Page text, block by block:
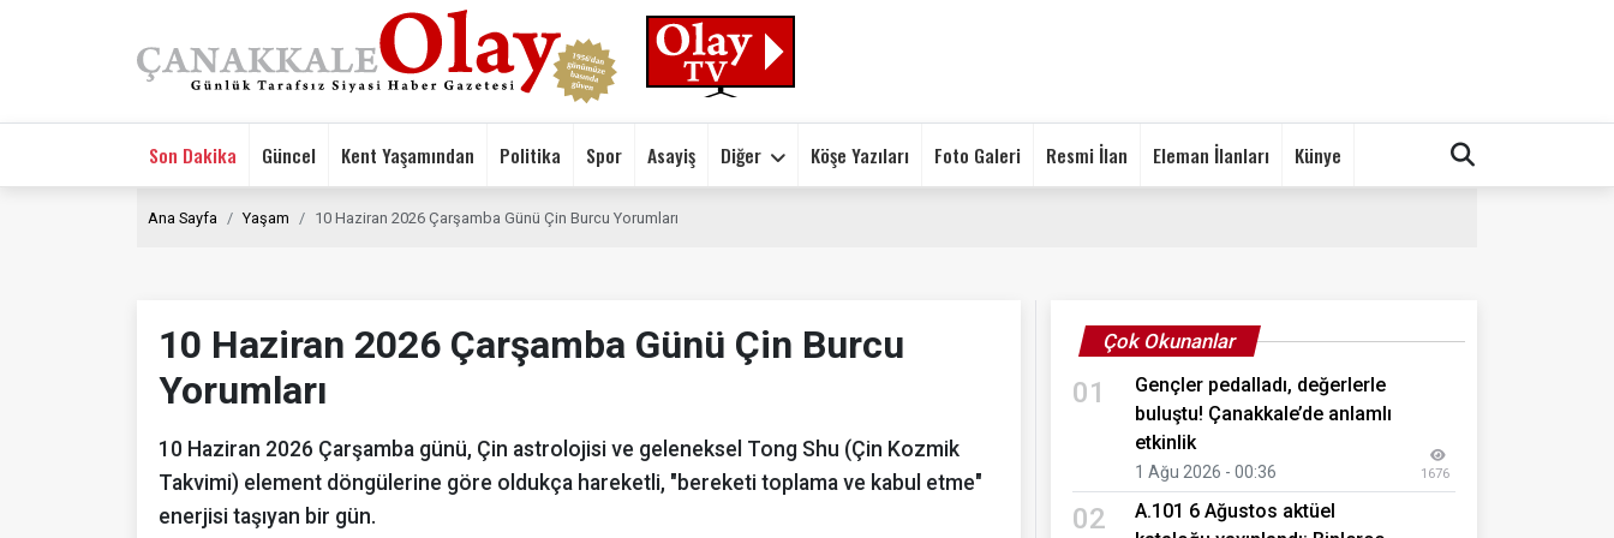
Son Dakika Güncel Kent Yaşamından Politika Spor Asayiş Diğer Köşe Yazıları Foto Galeri Resmi İlan Eleman İlanları Künye
Ana Sayfa Yaşam 10 Haziran 2026 Çarşamba Günü Çin Burcu Yorumları
10 Haziran 2026 Çarşamba Günü Çin Burcu
Yorumları
10 Haziran 2026 Çarşamba günü, Çin astrolojisi ve geleneksel Tong Shu (Çin Kozmik
Takvimi) element döngülerine göre oldukça hareketli, "bereketi toplama ve kabul etme"
enerjisi taşıyan bir gün.
Çok Okunanlar
01
Gençler pedalladı, değerlerle
buluştu! Çanakkale’de anlamlı
etkinlik
1 Ağu 2026 - 00:36 1676
02
A.101 6 Ağustos aktüel